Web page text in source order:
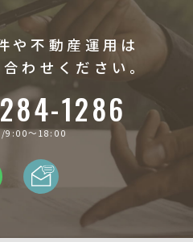
や不動産運用は
わせください。
1286
/9:00〜18:00